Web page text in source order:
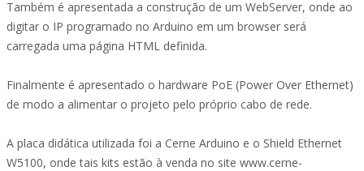
Também é apresentada a construção de um WebServer, onde ao
digitar o IP programado no Arduino em um browser será
carregada uma página HTML definida.
Finalmente é apresentado o hardware PoE (Power Over Ethernet)
de modo a alimentar o projeto pelo próprio cabo de rede.
A placa didática utilizada foi a Cerne Arduino e o Shield Ethernet
W5100, onde tais kits estão à venda no site www.cerne-